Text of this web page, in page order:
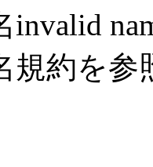
invalid
規約を参